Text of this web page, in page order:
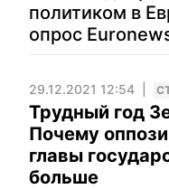
политиком в
опрос
29.12.2021 12:54
Трудный год
Почему
главы
больше